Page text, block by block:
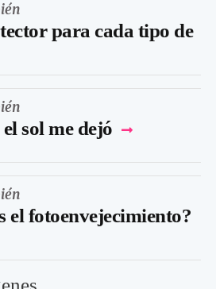
para cada tipo de
sol me dejó
el fotoenvejecimiento?